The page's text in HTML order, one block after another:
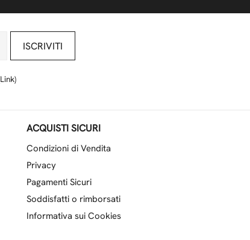
ISCRIVITI
Link)
ACQUISTI SICURI
Condizioni di Vendita
Privacy
Pagamenti Sicuri
Soddisfatti o rimborsati
Informativa sui Cookies